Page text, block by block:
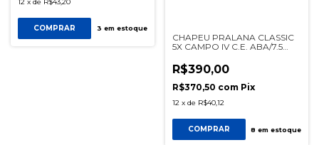
COMPRAR 3 em estoque
CHAPEU PRALANA CLASSIC
5X CAMPO IV C.E. ABA/7.5
R$390,00
R$370,50 com Pix
12 x de R$40,12
COMPRAR 8 em estoque